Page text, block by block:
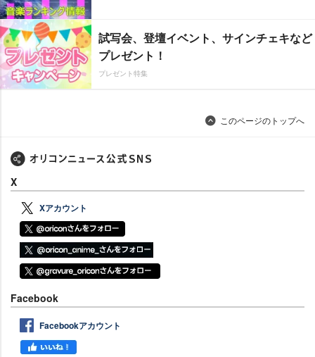
試写会、登壇イベント、サインチェキなど
プレゼント！
プレゼント特集
このページのトップへ
X
Xアカウント
Facebook
Facebookアカウント